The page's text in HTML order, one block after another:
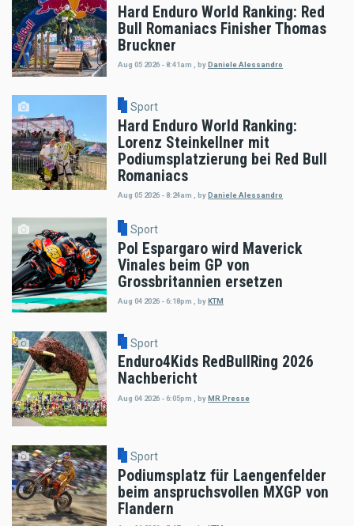
Hard Enduro World Ranking: Red
Bull Romaniacs Finisher Thomas
Bruckner
Aug 05 2026 - 8:41am , by Daniele Alessandro
Sport
Hard Enduro World Ranking:
Lorenz Steinkellner mit
Podiumsplatzierung bei Red Bull
Romaniacs
Aug 05 2026 - 8:24am byDaniele Alessandro
Sport
Pol Espargaro wird Maverick
Vinales beim GP von
Grossbritannien ersetzen
Aug 04 2026 - 6:18pm byKTM
Sport
Enduro4Kids RedBullRing 2026
Nachbericht
Aug 04 2026 - 6:05pm byMR Presse
Sport
Podiumsplatz für Laengenfelder
beim anspruchsvollen MXGP von
Flandern